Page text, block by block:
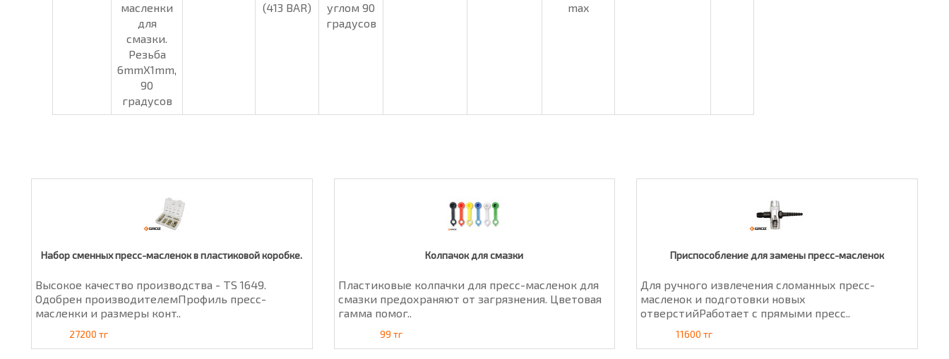
масленки
для
смазки.
Резьба
6mmX1mm,
90
градусов
(413 BAR)
углом 90
градусов
max
Набор сменных пресс-масленок в пластиковой коробке.
Высокое качество производства - TS 1649.
Одобрен производителемПрофиль пресс-
масленки и размеры конт..
27200 тг
Колпачок для смазки
Пластиковые колпачки для пресс-масленок для
смазки предохраняют от загрязнения. Цветовая
гамма помог..
99 тг
Приспособление для замены пресс-масленок
Для ручного извлечения сломанных пресс-
масленок и подготовки новых
отверстийРаботает с прямыми пресс..
11600 тг